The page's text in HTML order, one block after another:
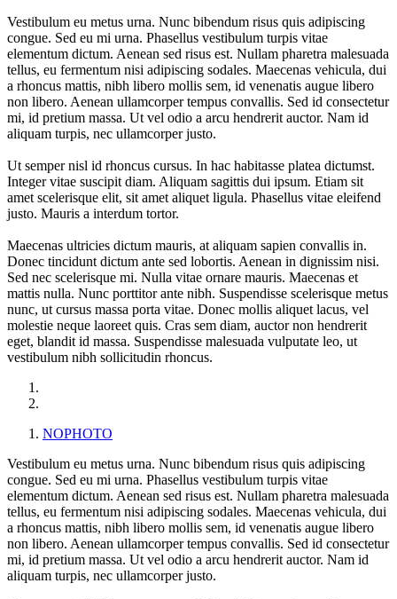
Vestibulum eu metus urna. Nunc bibendum risus quis adipiscing
congue. Sed eu mi urna. Phasellus vestibulum turpis vitae
elementum dictum. Aenean sed risus est. Nullam pharetra malesuada
tellus, eu fermentum nisi adipiscing sodales. Maecenas vehicula, dui
a rhoncus mattis, nibh libero mollis sem, id venenatis augue libero
non libero. Aenean ullamcorper tempus convallis. Sed id consectetur
mi, id pretium massa. Ut vel odio a arcu hendrerit auctor. Nam id
aliquam turpis, nec ullamcorper justo.
Ut semper nisl id rhoncus cursus. In hac habitasse platea dictumst.
Integer vitae suscipit diam. Aliquam sagittis dui ipsum. Etiam sit
amet scelerisque elit, sit amet aliquet ligula. Phasellus vitae eleifend
justo. Mauris a interdum tortor.
Maecenas ultricies dictum mauris, at aliquam sapien convallis in.
Donec tincidunt dictum ante sed lobortis. Aenean in dignissim nisi.
Sed nec scelerisque mi. Nulla vitae ornare mauris. Maecenas et
mattis nulla. Nunc porttitor ante nibh. Suspendisse scelerisque metus
nunc, ut cursus massa porta vitae. Donec mollis aliquet lacus, vel
molestie neque laoreet quis. Cras sem diam, auctor non hendrerit
eget, blandit id massa. Suspendisse malesuada vulputate leo, ut
vestibulum nibh sollicitudin rhoncus.
NOPHOTO
Vestibulum eu metus urna. Nunc bibendum risus quis adipiscing
congue. Sed eu mi urna. Phasellus vestibulum turpis vitae
elementum dictum. Aenean sed risus est. Nullam pharetra malesuada
tellus, eu fermentum nisi adipiscing sodales. Maecenas vehicula, dui
a rhoncus mattis, nibh libero mollis sem, id venenatis augue libero
non libero. Aenean ullamcorper tempus convallis. Sed id consectetur
mi, id pretium massa. Ut vel odio a arcu hendrerit auctor. Nam id
aliquam turpis, nec ullamcorper justo.